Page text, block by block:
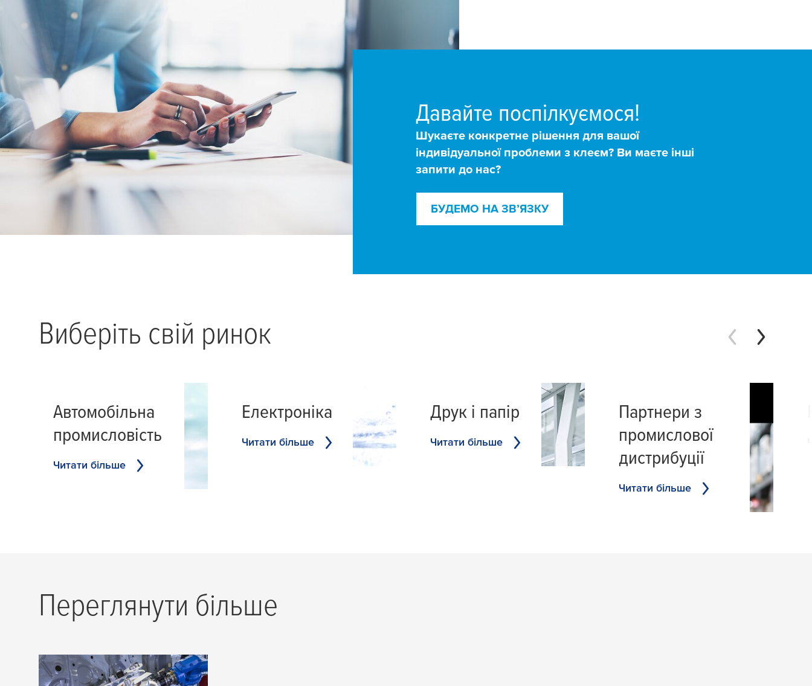
Давайте поспілкуємося!
Шукаєте конкретне рішення для вашої
індивідуальної проблеми з клеєм? Ви маєте інші
запити до нас?
БУДЕМО НА ЗВ’ЯЗКУ
Виберіть свій ринок
Автомобільна
промисловість
Читати більше
Електроніка
Читати більше
Друк і папір
Читати більше
Партнери з
промислової
дистрибуції
Читати більше
Переглянути більше